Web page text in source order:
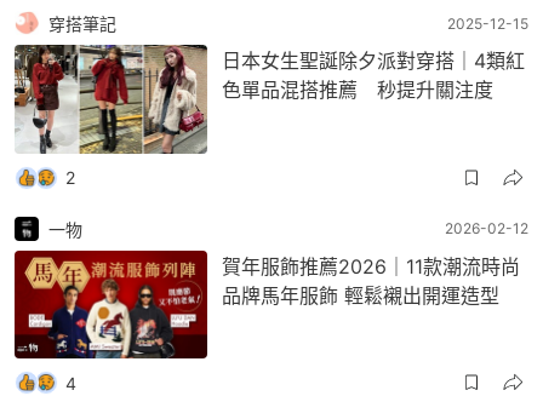
穿搭筆記 2025-12-15
日本女生聖誕除夕派對穿搭｜4類紅
色單品混搭推薦 秒提升關注度
2
一物 2026-02-12
賀年服飾推薦2026｜11款潮流時尚
品牌馬年服飾 輕鬆襯出開運造型
4